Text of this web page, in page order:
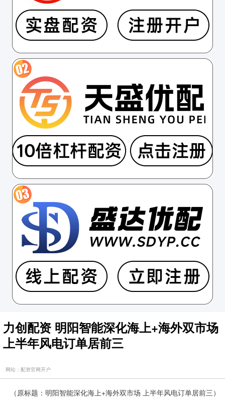
力创配资 明阳智能深化海上+海外双市场
上半年风电订单居前三
网站：配资官网开户
（原标题：明阳智能深化海上+海外双市场 上半年风电订单居前三）